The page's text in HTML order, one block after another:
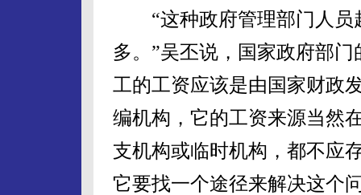
“这种政府管理部门人员
多。”吴丕说，国家政府部
工的工资应该是由国家财政
编机构，它的工资来源当然
支机构或临时机构，都不应
它要找一个途径来解决这个